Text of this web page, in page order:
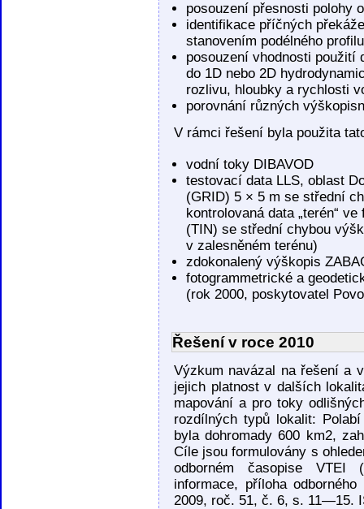
posouzení přesnosti polohy
identifikace příčných
stanovením podélného
posouzení vhodnosti použití
do 1D nebo 2D
rozlivu, hloubky a rychlosti
porovnání různých
V rámci řešení byla použita
vodní toky DIBAVOD
testovací data LLS, oblast
(GRID) 5 × 5 m se střední
kontrolovaná data „terén“
(TIN) se střední chybou
v zalesněném terénu)
zdokonalený výškopis
fotogrammetrické a
(rok 2000, poskytovatel
Řešení v roce 2010
Výzkum navázal na řešení a
jejich platnost v dalších
mapování a pro toky
rozdílných typů lokalit:
byla dohromady 600 km2,
Cíle jsou formulovány s
odborném časopise VTEI
informace, příloha
2009, roč. 51, č. 6, s. 11—15.